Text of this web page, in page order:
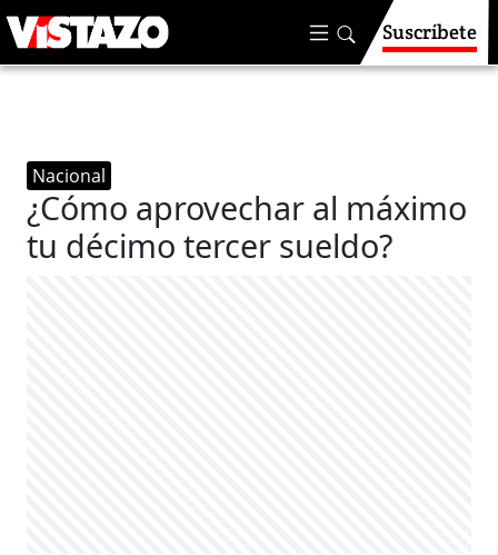
Suscríbete
Nacional
¿Cómo aprovechar al máximo
tu décimo tercer sueldo?